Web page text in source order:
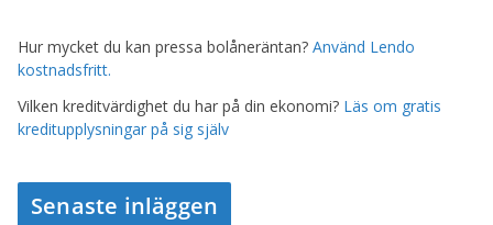
Hur mycket du kan pressa bolåneräntan? Använd Lendo
kostnadsfritt.
Vilken kreditvärdighet du har på din ekonomi? Läs om gratis
kreditupplysningar på sig själv
Senaste inläggen